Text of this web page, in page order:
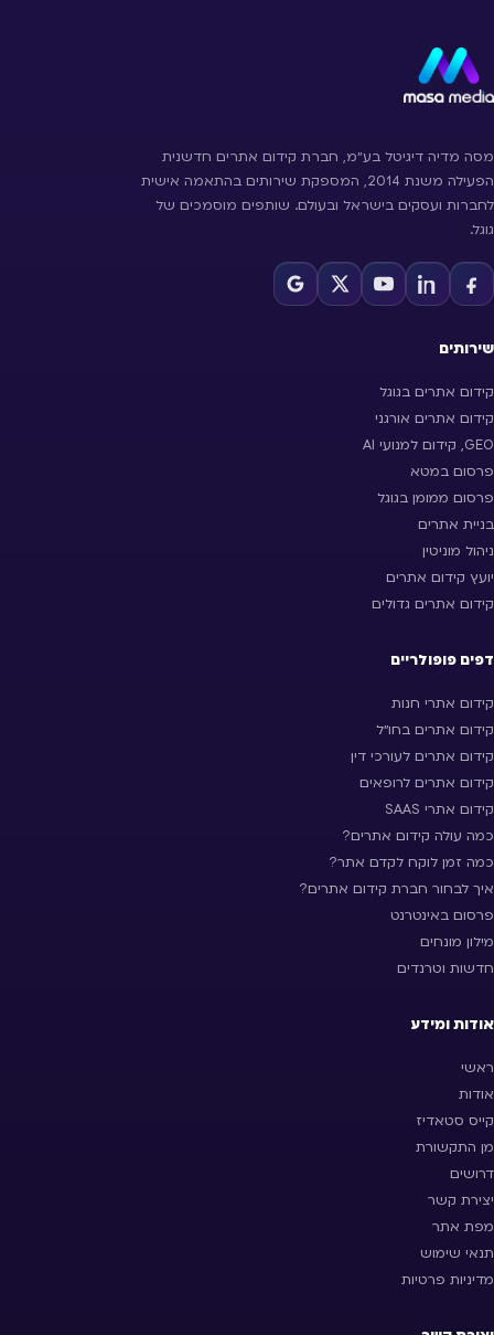
מסה מדיה דיגיטל בע״מ, חברת קידום אתרים חדשנית
הפעילה משנת 2014, המספקת שירותים בהתאמה אישית
לחברות ועסקים בישראל ובעולם. שותפים מוסמכים של
גוגל.
שירותים
קידום אתרים בגוגל
קידום אתרים אורגני
GEO, קידום למנועי AI
פרסום במטא
פרסום ממומן בגוגל
בניית אתרים
ניהול מוניטין
יועץ קידום אתרים
קידום אתרים גדולים
דפים פופולריים
קידום אתרי חנות
קידום אתרים בחו״ל
קידום אתרים לעורכי דין
קידום אתרים לרופאים
קידום אתרי SAAS
כמה עולה קידום אתרים?
כמה זמן לוקח לקדם אתר?
איך לבחור חברת קידום אתרים?
פרסום באינטרנט
מילון מונחים
חדשות וטרנדים
אודות ומידע
ראשי
אודות
קייס סטאדיז
מן התקשורת
דרושים
יצירת קשר
מפת אתר
תנאי שימוש
מדיניות פרטיות